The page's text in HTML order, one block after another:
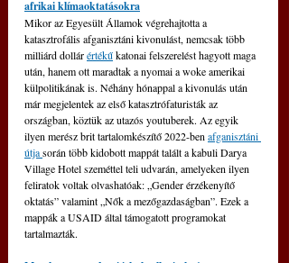
afrikai klímaoktatásokra
Mikor az Egyesült Államok végrehajtotta a
katasztrofális afganisztáni kivonulást, nemcsak több
milliárd dollár értékű katonai felszerelést hagyott maga
után, hanem ott maradtak a nyomai a woke amerikai
külpolitikának is. Néhány hónappal a kivonulás után
már megjelentek az első katasztrófaturisták az
országban, köztük az utazós youtuberek. Az egyik
ilyen merész brit tartalomkészítő 2022-ben afganisztáni
útja során több kidobott mappát talált a kabuli Darya
Village Hotel szeméttel teli udvarán, amelyeken ilyen
feliratok voltak olvashatóak: „Gender érzékenyítő
oktatás” valamint „Nők a mezőgazdaságban”. Ezek a
mappák a USAID által támogatott programokat
tartalmazták.